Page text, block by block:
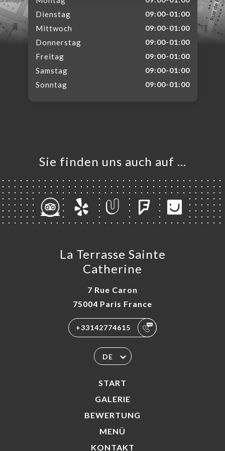
Dienstag 09:00-01:00
Mittwoch 09:00-01:00
Donnerstag 09:00-01:00
Freitag 09:00-01:00
Samstag 09:00-01:00
Sonntag 09:00-01:00
Sie finden uns auch auf …
La Terrasse Sainte
Catherine
7 Rue Caron
75004 Paris France
+33142774615
DE
START
GALERIE
BEWERTUNG
MENÜ
KONTAKT